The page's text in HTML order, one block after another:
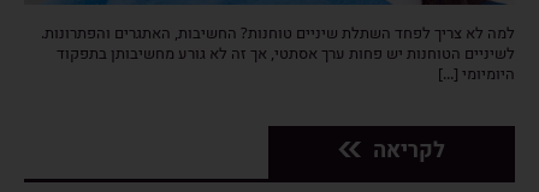
למה לא צריך לפחד השתלת שיניים טוחנות? החשיבות, האתגרים והפתרונות.
לשיניים הטוחנות יש פחות ערך אסתטי, אך זה לא גורע מחשיבותן בתפקוד
היומיומי [...]
לקריאה